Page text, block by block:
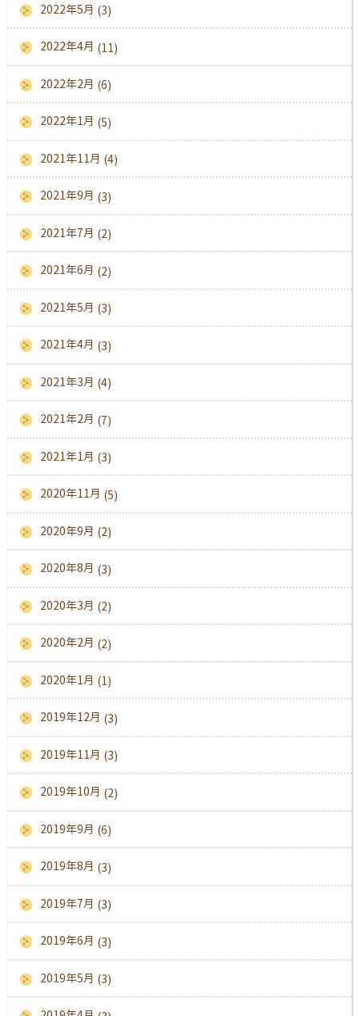
2022年5月 (3)
2022年4月 (11)
2022年2月 (6)
2022年1月 (5)
2021年11月 (4)
2021年9月 (3)
2021年7月 (2)
2021年6月 (2)
2021年5月 (3)
2021年4月 (3)
2021年3月 (4)
2021年2月 (7)
2021年1月 (3)
2020年11月 (5)
2020年9月 (2)
2020年8月 (3)
2020年3月 (2)
2020年2月 (2)
2020年1月 (1)
2019年12月 (3)
2019年11月 (3)
2019年10月 (2)
2019年9月 (6)
2019年8月 (3)
2019年7月 (3)
2019年6月 (3)
2019年5月 (3)